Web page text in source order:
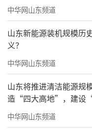
中华网山东频道
山东新能源装机规模历
义？
中华网山东频道
山东将推进清洁能源规
造“四大高地”，建设
中华网山东频道